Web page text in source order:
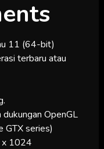
11 (64-bit)
terbaru atau
OpenGL
GTX series)
x 1024